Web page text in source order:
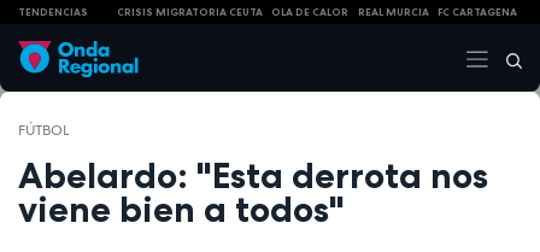
TENDENCIAS CRISIS MIGRATORIA CEUTA OLA DE CALOR REAL MURCIA FC CARTAGENA
FÚTBOL
Abelardo: "Esta derrota nos
viene bien a todos"